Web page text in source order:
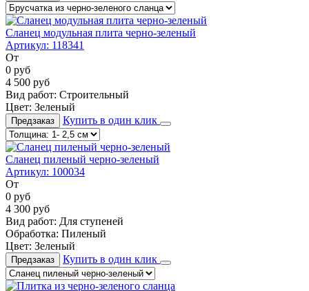
Сланец модульная плита черно-зеленый
Артикул: 118341
От
0 руб
4 500 руб
Вид работ: Строительный
Цвет: Зеленый
Предзаказ Купить в один клик
Сланец пиленый черно-зеленый
Артикул: 100034
От
0 руб
4 300 руб
Вид работ: Для ступеней
Обработка: Пиленый
Цвет: Зеленый
Предзаказ Купить в один клик